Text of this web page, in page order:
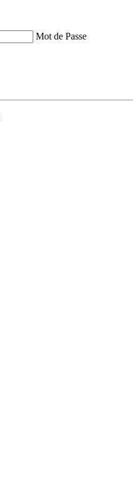
Mot de Passe